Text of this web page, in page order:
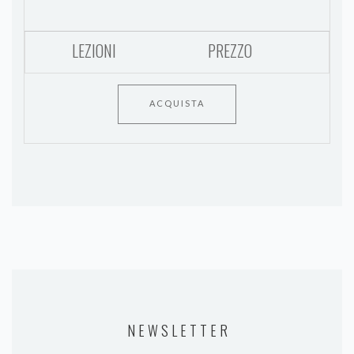
LEZIONI PREZZO
ACQUISTA
NEWSLETTER